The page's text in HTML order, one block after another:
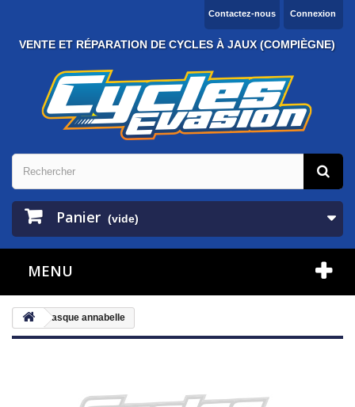
Connexion
Contactez-nous
VENTE ET RÉPARATION DE CYCLES À JAUX (COMPIÈGNE)
Panier (vide)
MENU
casque annabelle